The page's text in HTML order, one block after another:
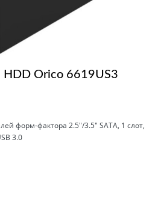
HDD Orico 6619US3
форм-фактора 2.5"/3.5" SATA, 1 слот,
3.0